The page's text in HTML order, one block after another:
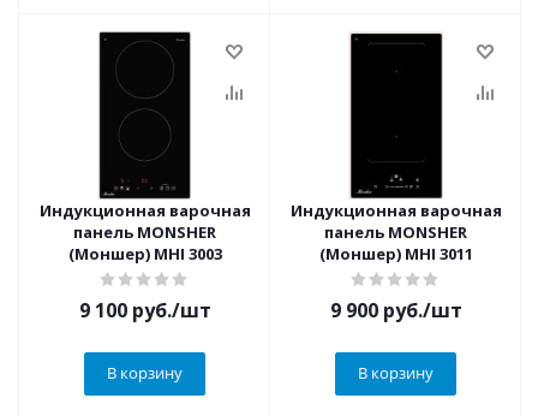
Индукционная варочная
панель MONSHER
(Моншер) MHI 3003
9 100руб./шт
В корзину
Индукционная варочная
панель MONSHER
(Моншер) MHI 3011
9 900руб./шт
В корзину